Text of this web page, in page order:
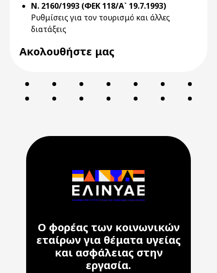
Ν. 2160/1993 (ΦΕΚ 118/Α` 19.7.1993)
Ρυθμίσεις για τον τουρισμό και άλλες
διατάξεις
Ακολουθήστε μας
Ο φορέας των κοινωνικών
εταίρων για θέματα υγείας
και ασφάλειας στην
εργασία.